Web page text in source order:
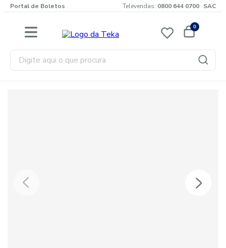
Portal de Boletos Televendas: 0800 644 0700 SAC
0
Digite aqui o que procura